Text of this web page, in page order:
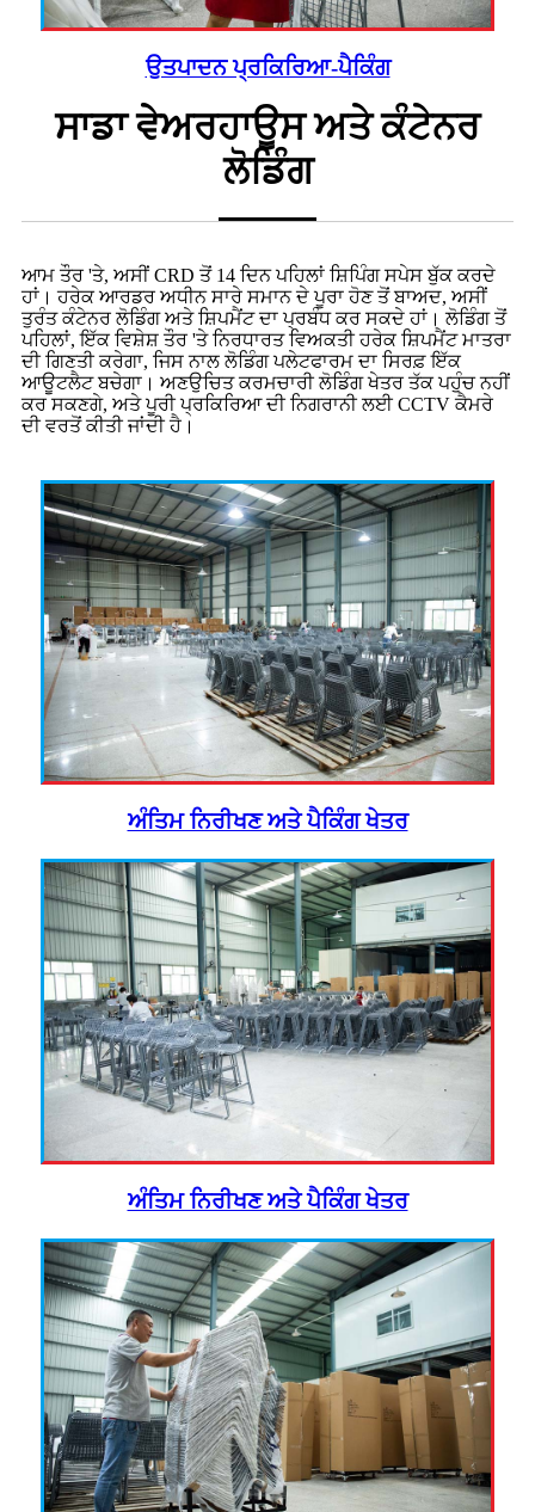
ਉਤਪਾਦਨ ਪ੍ਰਕਿਰਿਆ-ਪੈਕਿੰਗ
ਸਾਡਾ ਵੇਅਰਹਾਊਸ ਅਤੇ ਕੰਟੇਨਰ
ਲੋਡਿੰਗ
ਆਮ ਤੌਰ 'ਤੇ, ਅਸੀਂ CRD ਤੋਂ 14 ਦਿਨ ਪਹਿਲਾਂ ਸ਼ਿਪਿੰਗ ਸਪੇਸ ਬੁੱਕ ਕਰਦੇ
ਹਾਂ। ਹਰੇਕ ਆਰਡਰ ਅਧੀਨ ਸਾਰੇ ਸਮਾਨ ਦੇ ਪੂਰਾ ਹੋਣ ਤੋਂ ਬਾਅਦ, ਅਸੀਂ
ਤੁਰੰਤ ਕੰਟੇਨਰ ਲੋਡਿੰਗ ਅਤੇ ਸ਼ਿਪਮੈਂਟ ਦਾ ਪ੍ਰਬੰਧ ਕਰ ਸਕਦੇ ਹਾਂ। ਲੋਡਿੰਗ ਤੋਂ
ਪਹਿਲਾਂ, ਇੱਕ ਵਿਸ਼ੇਸ਼ ਤੌਰ 'ਤੇ ਨਿਰਧਾਰਤ ਵਿਅਕਤੀ ਹਰੇਕ ਸ਼ਿਪਮੈਂਟ ਮਾਤਰਾ
ਦੀ ਗਿਣਤੀ ਕਰੇਗਾ, ਜਿਸ ਨਾਲ ਲੋਡਿੰਗ ਪਲੇਟਫਾਰਮ ਦਾ ਸਿਰਫ਼ ਇੱਕ
ਆਊਟਲੈਟ ਬਚੇਗਾ। ਅਣਉਚਿਤ ਕਰਮਚਾਰੀ ਲੋਡਿੰਗ ਖੇਤਰ ਤੱਕ ਪਹੁੰਚ ਨਹੀਂ
ਕਰ ਸਕਣਗੇ, ਅਤੇ ਪੂਰੀ ਪ੍ਰਕਿਰਿਆ ਦੀ ਨਿਗਰਾਨੀ ਲਈ CCTV ਕੈਮਰੇ
ਦੀ ਵਰਤੋਂ ਕੀਤੀ ਜਾਂਦੀ ਹੈ।
ਅੰਤਿਮ ਨਿਰੀਖਣ ਅਤੇ ਪੈਕਿੰਗ ਖੇਤਰ
ਅੰਤਿਮ ਨਿਰੀਖਣ ਅਤੇ ਪੈਕਿੰਗ ਖੇਤਰ